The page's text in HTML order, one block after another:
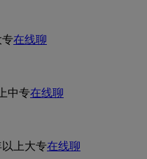
专在线聊
中专在线聊
以上大专在线聊